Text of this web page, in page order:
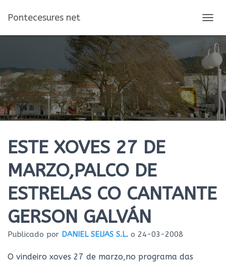
Pontecesures net
A
M
B
A
R
M
O
D
O
G
A
ESTE XOVES 27 DE
MARZO,PALCO DE
ESTRELAS CO CANTANTE
GERSON GALVÁN
Publicado por DANIEL SEIJAS S.L. o 24-03-2008
O vindeiro xoves 27 de marzo,no programa das